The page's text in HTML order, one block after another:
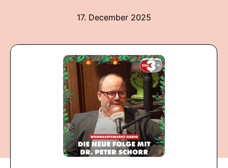
17. December 2025